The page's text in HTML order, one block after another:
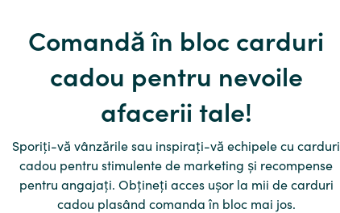
Comandă în bloc carduri
cadou pentru nevoile
afacerii tale!
Sporiți-vă vânzările sau inspirați-vă echipele cu carduri
cadou pentru stimulente de marketing și recompense
pentru angajați. Obțineți acces ușor la mii de carduri
cadou plasând comanda în bloc mai jos.